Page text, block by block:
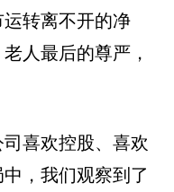
转离不开的净
人最后的尊严，
喜欢控股、喜欢
，我们观察到了